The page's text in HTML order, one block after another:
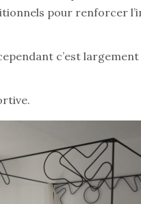
pour renforcer
c’est